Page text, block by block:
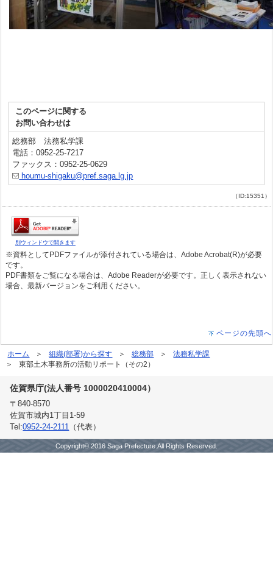
このページに関する
お問い合わせは
総務部 法務私学課
電話：0952-25-7217
ファックス：0952-25-0629
houmu-shigaku@pref.saga.lg.jp
（ID:15351）
別ウィンドウで開きます
※資料としてPDFファイルが添付されている場合は、Adobe Acrobat(R)が必要
です。
PDF書類をご覧になる場合は、Adobe Readerが必要です。正しく表示されない
場合、最新バージョンをご利用ください。
ページの先頭へ
ホーム 組織(部署)から探す 総務部
法務私学課
東部土木事務所の活動リポート（その2）
佐賀県庁(法人番号 1000020410004）
〒840-8570
佐賀市城内1丁目1-59
Tel:0952-24-2111 （代表）
Copyright© 2016 Saga Prefecture.All Rights Reserved.